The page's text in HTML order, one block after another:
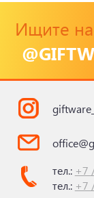
Ищите
тел.: +7
тел.: +7